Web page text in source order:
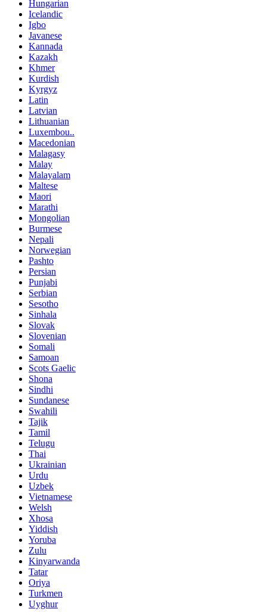
Hungarian
Icelandic
Igbo
Javanese
Kannada
Kazakh
Khmer
Kurdish
Kyrgyz
Latin
Latvian
Lithuanian
Luxembou..
Macedonian
Malagasy
Malay
Malayalam
Maltese
Maori
Marathi
Mongolian
Burmese
Nepali
Norwegian
Pashto
Persian
Punjabi
Serbian
Sesotho
Sinhala
Slovak
Slovenian
Somali
Samoan
Scots Gaelic
Shona
Sindhi
Sundanese
Swahili
Tajik
Tamil
Telugu
Thai
Ukrainian
Urdu
Uzbek
Vietnamese
Welsh
Xhosa
Yiddish
Yoruba
Zulu
Kinyarwanda
Tatar
Oriya
Turkmen
Uyghur